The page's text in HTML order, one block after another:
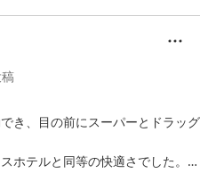
き、目の前にスーパーとドラッグ
ホテルと同等の快適さでした。
らに便利！窓口でご対応頂いた方